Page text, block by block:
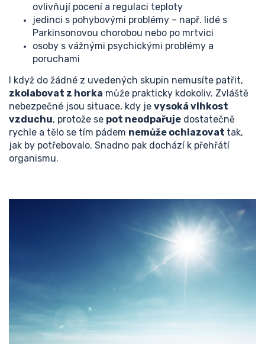
ovlivňují pocení a regulaci teploty
jedinci s pohybovými problémy – např. lidé s
Parkinsonovou chorobou nebo po mrtvici
osoby s vážnými psychickými problémy a
poruchami
I když do žádné z uvedených skupin nemusíte patřit,
zkolabovat z horka může prakticky kdokoliv. Zvláště
nebezpečné jsou situace, kdy je vysoká vlhkost
vzduchu, protože se pot neodpařuje dostatečně
rychle a tělo se tím pádem nemůže ochlazovat tak,
jak by potřebovalo. Snadno pak dochází k přehřátí
organismu.